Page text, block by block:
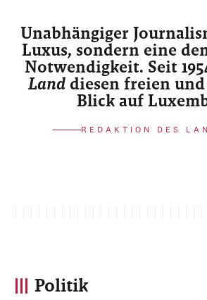
Unabhängiger
Luxus, sondern eine
Notwendigkeit. Seit
Land diesen freien
Blick auf
REDAKTION DES
Politik